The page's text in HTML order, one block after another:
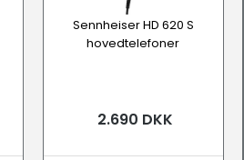
Sennheiser HD 620 S
hovedtelefoner
2.690 DKK